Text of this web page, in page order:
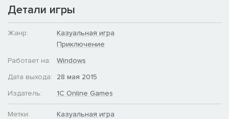
Детали игры
Жанр:
Казуальная игра
Приключение
Работает на:
Windows
Дата выхода:
28 мая 2015
Издатель:
1C Online Games
Метки:
Казуальная игра